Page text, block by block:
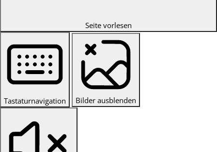
Seite vorlesen
Tastaturnavigation Bilder ausblenden